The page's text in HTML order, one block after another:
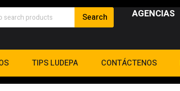
AGENCIAS
TIPS LUDEPA CONTÁCTENOS